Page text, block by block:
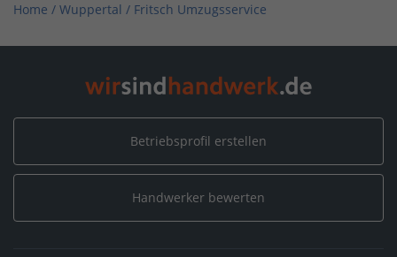
Home / Wuppertal / Fritsch Umzugsservice
Betriebsprofil erstellen
Handwerker bewerten